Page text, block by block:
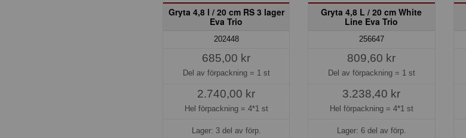
Gryta 4,8 l / 20 cm RS 3 lager
Eva Trio
202448
685,00 kr
Del av förpackning = 1 st
2.740,00 kr
Hel förpackning = 4*1 st
Lager: 3 del av förp.
Gryta 4,8 L / 20 cm White
Line Eva Trio
256647
809,60 kr
Del av förpackning = 1 st
3.238,40 kr
Hel förpackning = 4*1 st
Lager: 6 del av förp.